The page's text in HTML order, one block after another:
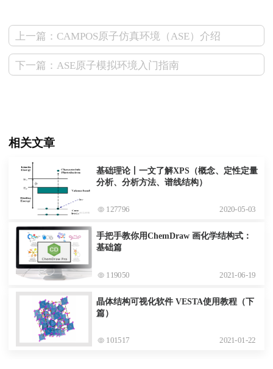
上一篇：CAMPOS原子仿真环境（ASE）介绍
下一篇：ASE原子模拟环境入门指南
相关文章
基础理论丨一文了解XPS（概念、定性定量
分析、分析方法、谱线结构）
127796 2020-05-03
手把手教你用ChemDraw 画化学结构式：
基础篇
119050 2021-06-19
晶体结构可视化软件 VESTA使用教程（下
篇）
101517 2021-01-22